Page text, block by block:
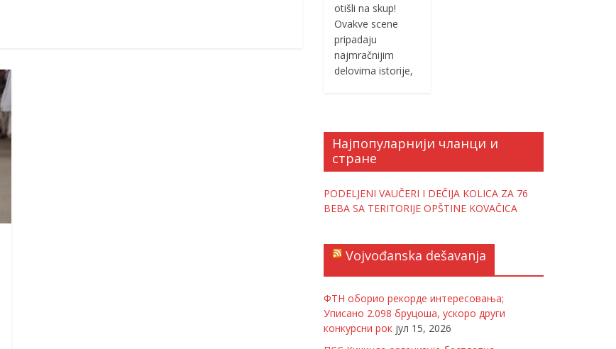
otišli na skup!
Ovakve scene
pripadaju
najmračnijim
delovima istorije,
Најпопуларнији чланци и
стране
PODELJENI VAUČERI I DEČIJA KOLICA ZA 76
BEBA SA TERITORIJE OPŠTINE KOVAČICA
Vojvođanska dešavanja
ФТН оборио рекорде интересовања;
Уписано 2.098 бруцоша, ускоро други
конкурсни рок јул 15, 2026